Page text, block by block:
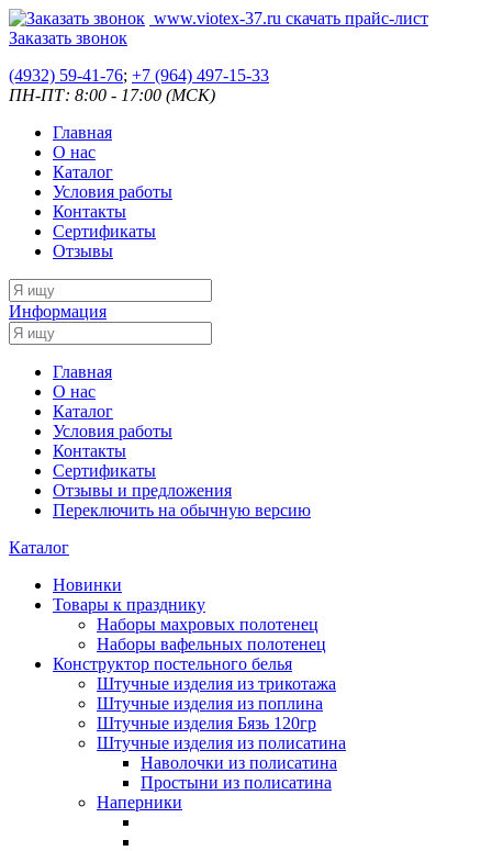
www.viotex-37.ru скачать прайс-лист
Заказать звонок
(4932) 59-41-76; +7 (964) 497-15-33
ПН-ПТ: 8:00 - 17:00 (МСК)
Главная
О нас
Каталог
Условия работы
Контакты
Сертификаты
Отзывы
Информация
Главная
О нас
Каталог
Условия работы
Контакты
Сертификаты
Отзывы и предложения
Переключить на обычную версию
Каталог
Новинки
Товары к празднику
Наборы махровых полотенец
Наборы вафельных полотенец
Конструктор постельного белья
Штучные изделия из трикотажа
Штучные изделия из поплина
Штучные изделия Бязь 120гр
Штучные изделия из полисатина
Наволочки из полисатина
Простыни из полисатина
Наперники